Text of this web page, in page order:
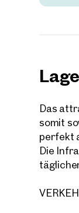
Lage
Das
somit
perfekt
Die